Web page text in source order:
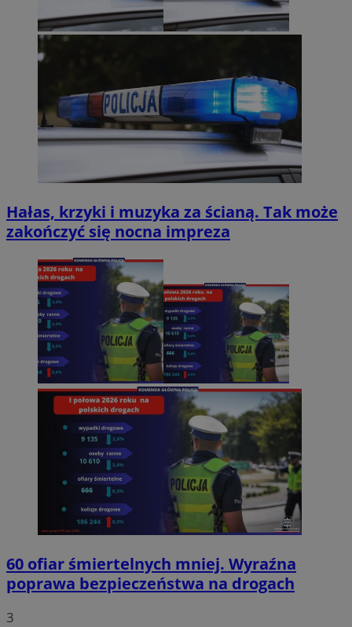
Hałas, krzyki i muzyka za ścianą. Tak może
zakończyć się nocna impreza
60 ofiar śmiertelnych mniej. Wyraźna
poprawa bezpieczeństwa na drogach
3